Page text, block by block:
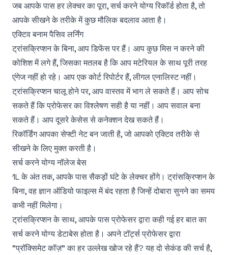
जब आपके पास हर लेक्चर का पूरा, सर्च करने योग्य रिकॉर्ड होता है, तो
आपके सीखने के तरीके में कुछ मौलिक बदलाव आता है।
एक्टिव बनाम पैसिव लर्निंग
ट्रांसक्रिप्शन के बिना, आप डिफेंस पर हैं। आप कुछ मिस न करने की
कोशिश में लगे हैं, जिसका मतलब है कि आप मटेरियल के साथ पूरी तरह
एंगेज नहीं हो रहे। आप एक कोर्ट रिपोर्टर हैं, लीगल एनालिस्ट नहीं।
ट्रांसक्रिप्शन चालू होने पर, आप वास्तव में भाग ले सकते हैं। आप सोच
सकते हैं कि प्रोफेसर का विश्लेषण सही है या नहीं। आप सवाल बना
सकते हैं। आप दूसरे केसेस से कनेक्शन देख सकते हैं।
रिकॉर्डिंग आपका सेफ्टी नेट बन जाती है, जो आपको एक्टिव तरीके से
सीखने के लिए मुक्त करती है।
सर्च करने योग्य नॉलेज बेस
1L के अंत तक, आपके पास सैकड़ों घंटे के लेक्चर होंगे। ट्रांसक्रिप्शन के
बिना, वह ज्ञान ऑडियो फाइल्स में बंद रहता है जिन्हें दोबारा सुनने का समय
कभी नहीं मिलेगा।
ट्रांसक्रिप्शन के साथ, आपके पास प्रोफेसर द्वारा कही गई हर बात का
सर्च करने योग्य डेटाबेस होता है। अपने टॉर्ट्स प्रोफेसर द्वारा
"प्रॉक्सिमेट कॉज़" का हर उल्लेख खोज रहे हैं? यह दो सेकंड की सर्च है,